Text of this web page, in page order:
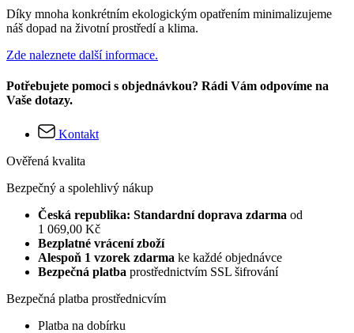
Díky mnoha konkrétním ekologickým opatřením minimalizujeme
náš dopad na životní prostředí a klima.
Zde naleznete další informace.
Potřebujete pomoci s objednávkou? Rádi Vám odpovíme na
Vaše dotazy.
Kontakt
Ověřená kvalita
Bezpečný a spolehlivý nákup
Česká republika: Standardní doprava zdarma od
1 069,00 Kč
Bezplatné vrácení zboží
Alespoň 1 vzorek zdarma ke každé objednávce
Bezpečná platba prostřednictvím SSL šifrování
Bezpečná platba prostřednicvím
Platba na dobírku